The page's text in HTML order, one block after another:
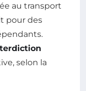
au transport
pour des
selon la